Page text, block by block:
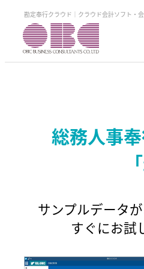
勘定奉行クラウド｜クラウド会計ソフト・
総務人事
サンプルデータ
すぐにお試